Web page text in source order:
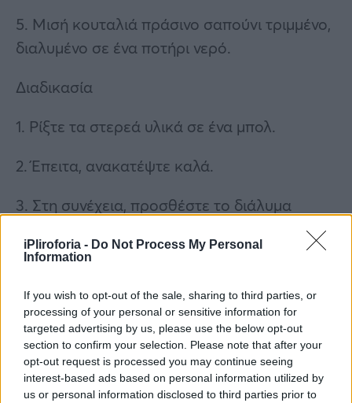
iPliroforia - Do Not Process My Personal
Information
If you wish to opt-out of the sale, sharing to third parties, or
processing of your personal or sensitive information for
targeted advertising by us, please use the below opt-out
section to confirm your selection. Please note that after your
opt-out request is processed you may continue seeing
interest-based ads based on personal information utilized by
us or personal information disclosed to third parties prior to
5. Μισή κουταλιά πράσινο σαπούνι τριμμένο,
διαλυμένο σε ένα ποτήρι νερό.
Διαδικασία
1. Ρίξτε τα στερεά υλικά σε ένα μπολ.
2. Έπειτα, ανακατέψτε καλά.
3. Στη συνέχεια, προσθέστε το διάλυμα
ανακατεύετε.
4. Μετά, αποθηκεύστε σε βαζάκι με πλατύ
στόμιο, ώστε να μπορείτε να παίρνετε λίγο-
λίγο από την κορυφή της πάστας.
5. Σε περίπτωση που χρειαστεί παραπάνω